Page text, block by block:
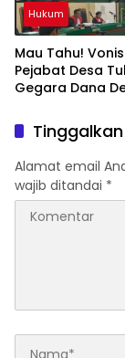
Hukum
Mau Tahu!
Pejabat Desa
Gegara Dana
Alamat email
wajib ditandai *